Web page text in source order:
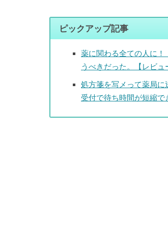
ピックアップ記事
薬に関わる全ての人に
うべきだった。【レビュ
処方箋を写メって薬局に
受付で待ち時間が短縮で